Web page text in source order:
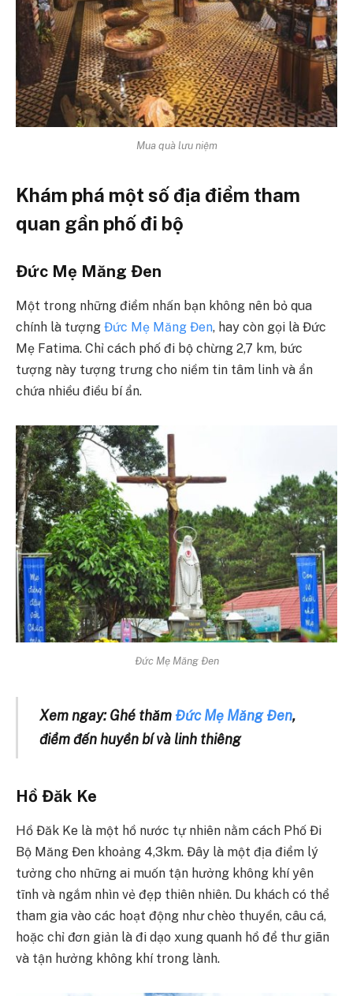
Mua quà lưu niệm
Khám phá một số địa điểm tham
quan gần phố đi bộ
Đức Mẹ Măng Đen
Một trong những điểm nhấn bạn không nên bỏ qua
chính là tượng Đức Mẹ Măng Đen, hay còn gọi là Đức
Mẹ Fatima. Chỉ cách phố đi bộ chừng 2,7 km, bức
tượng này tượng trưng cho niềm tin tâm linh và ẩn
chứa nhiều điều bí ẩn.
Đức Mẹ Măng Đen
Xem ngay: Ghé thăm Đức Mẹ Măng Đen,
điểm đến huyền bí và linh thiêng
Hồ Đăk Ke
Hồ Đăk Ke là một hồ nước tự nhiên nằm cách Phố Đi
Bộ Măng Đen khoảng 4,3km. Đây là một địa điểm lý
tưởng cho những ai muốn tận hưởng không khí yên
tĩnh và ngắm nhìn vẻ đẹp thiên nhiên. Du khách có thể
tham gia vào các hoạt động như chèo thuyền, câu cá,
hoặc chỉ đơn giản là đi dạo xung quanh hồ để thư giãn
và tận hưởng không khí trong lành.